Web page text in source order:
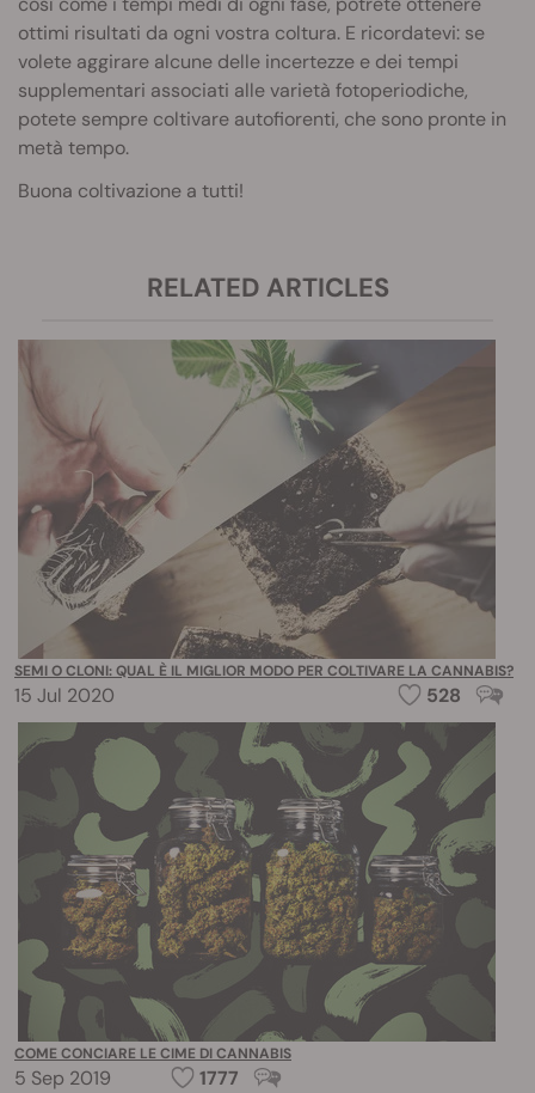
ottimi risultati da ogni vostra coltura. E ricordatevi: se
volete aggirare alcune delle incertezze e dei tempi
supplementari associati alle varietà fotoperiodiche,
potete sempre coltivare autofiorenti, che sono pronte in
metà tempo.
Buona coltivazione a tutti!
RELATED ARTICLES
SEMI O CLONI: QUAL È IL MIGLIOR MODO PER COLTIVARE LA CANNABIS?
15 Jul 2020 528
COME CONCIARE LE CIME DI CANNABIS
5 Sep 2019 1777